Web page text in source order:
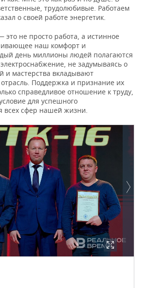
трудолюбивые. Работаем
о своей работе энергетик.
это не просто работа, а истинное
наш комфорт и
день миллионы людей полагаются
не задумываясь о
и мастерства вкладывают
Поддержка и признание их
справедливое отношение к труду,
для успешного
всех сфер нашей жизни.